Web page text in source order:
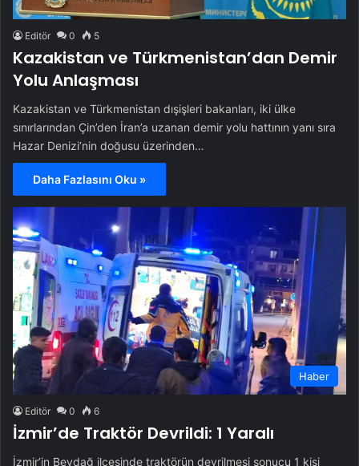
Editör 0 5
Kazakistan ve Türkmenistan’dan Demir
Yolu Anlaşması
Kazakistan ve Türkmenistan dışişleri bakanları, iki ülke
sınırlarından Çin’den İran’a uzanan demir yolu hattının yanı sıra
Hazar Denizi’nin doğusu üzerinden…
Daha Fazlasını Oku »
Haber
Editör 0 6
İzmir’de Traktör Devrildi: 1 Yaralı
İzmir’in Beydağ ilçesinde traktörün devrilmesi sonucu 1 kişi